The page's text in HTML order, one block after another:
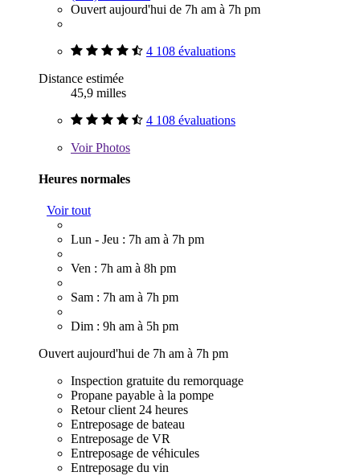
Ouvert aujourd'hui de 7h am à 7h pm
4 108 évaluations
Distance estimée
45,9 milles
4 108 évaluations
VoirPhotos
Heures normales
Voir tout
Lun - Jeu : 7h am à 7h pm
Ven : 7h am à 8h pm
Sam : 7h am à 7h pm
Dim : 9h am à 5h pm
Ouvert aujourd'hui de 7h am à 7h pm
Inspection gratuite du remorquage
Propane payable à la pompe
Retour client 24 heures
Entreposage de bateau
Entreposage de VR
Entreposage de véhicules
Entreposage du vin